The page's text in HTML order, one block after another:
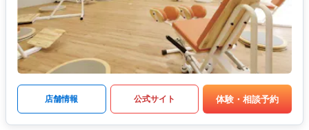
店舗情報 公式サイト 体験・相談予約